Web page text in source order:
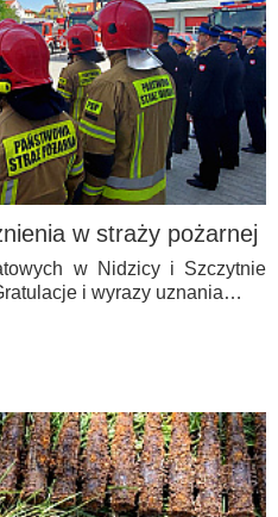
w straży pożarnej
w Nidzicy i Szczytnie
i wyrazy uznania…